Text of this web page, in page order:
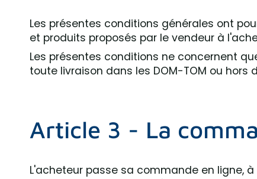
Les présentes conditions générales ont
et produits proposés par le vendeur à
Les présentes conditions ne concernent
toute livraison dans les DOM-TOM ou
Article 3 - La
L'acheteur passe sa commande en ligne,